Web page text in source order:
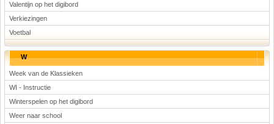
Valentijn op het digibord
Verkiezingen
Voetbal
W
Week van de Klassieken
WI - Instructie
Winterspelen op het digibord
Weer naar school